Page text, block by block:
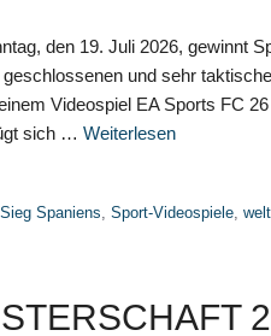
den 19. Juli 2026, gewinnt
und sehr
Videospiel EA Sports FC
sich … Weiterlesen
Sieg Spaniens,Sport-Videospiele,